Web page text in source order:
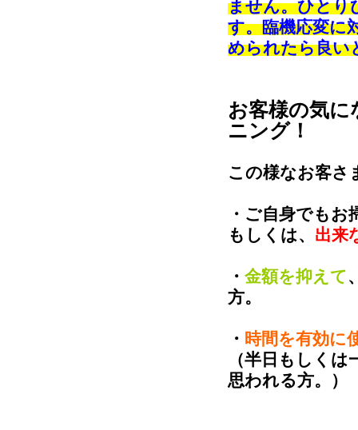
ません。ひとり
す。臨機応変に
められたら良い
お客様の気
ニング！
この様なお客さ
・ご自身でもお
もしくは、 出来
・ 金額を抑えて
方。
・ 時間を有効に
（半日もしく
思われる方。）